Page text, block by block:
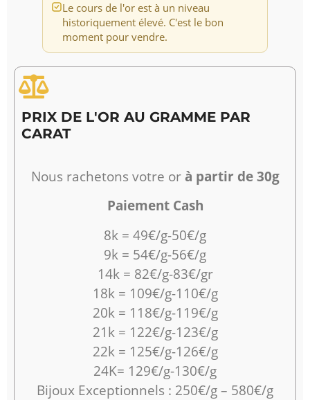
Le cours de l'or est à un niveau
historiquement élevé. C'est le bon
moment pour vendre.
PRIX DE L'OR AU GRAMME PAR
CARAT
Nous rachetons votre or à partir de 30g
Paiement Cash
8k = 49€/g-50€/g
9k = 54€/g-56€/g
14k = 82€/g-83€/gr
18k = 109€/g-110€/g
20k = 118€/g-119€/g
21k = 122€/g-123€/g
22k = 125€/g-126€/g
24K= 129€/g-130€/g
Bijoux Exceptionnels : 250€/g – 580€/g